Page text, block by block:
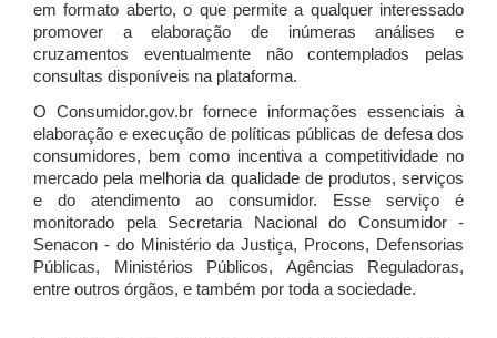
em formato aberto, o que permite a qualquer interessado
promover a elaboração de inúmeras análises e
cruzamentos eventualmente não contemplados pelas
consultas disponíveis na plataforma.
O Consumidor.gov.br fornece informações essenciais à
elaboração e execução de políticas públicas de defesa dos
consumidores, bem como incentiva a competitividade no
mercado pela melhoria da qualidade de produtos, serviços
e do atendimento ao consumidor. Esse serviço é
monitorado pela Secretaria Nacional do Consumidor -
Senacon - do Ministério da Justiça, Procons, Defensorias
Públicas, Ministérios Públicos, Agências Reguladoras,
entre outros órgãos, e também por toda a sociedade.